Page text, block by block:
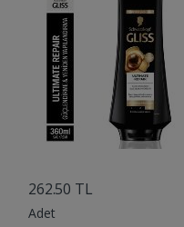
262.50 TL
Adet